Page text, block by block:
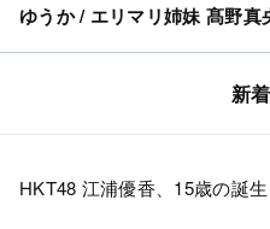
ゆうか / エリマリ姉妹 髙野
新
HKT48 江浦優香、15歳の誕生